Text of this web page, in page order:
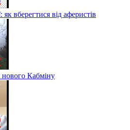
вберегтися від аферистів
Кабміну